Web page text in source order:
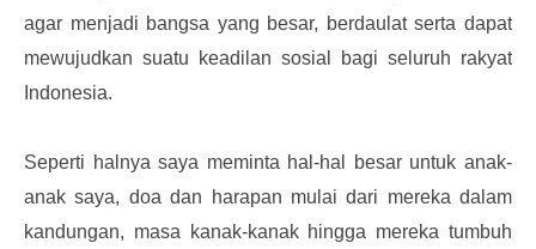
agar menjadi bangsa yang besar, berdaulat serta dapat
mewujudkan suatu keadilan sosial bagi seluruh rakyat
Indonesia.
Seperti halnya saya meminta hal-hal besar untuk anak-
anak saya, doa dan harapan mulai dari mereka dalam
kandungan, masa kanak-kanak hingga mereka tumbuh